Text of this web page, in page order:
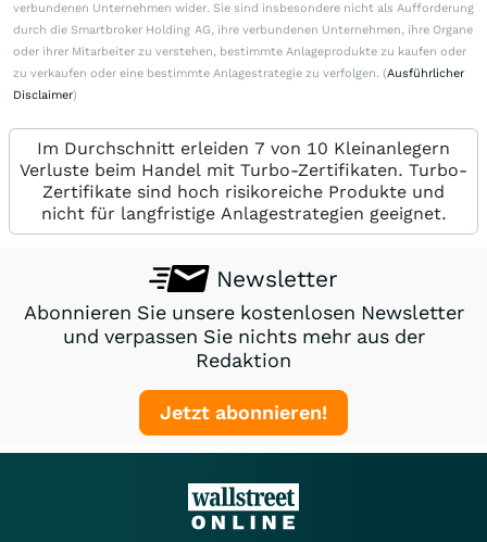
verbundenen Unternehmen wider. Sie sind insbesondere nicht als Aufforderung
durch die Smartbroker Holding AG, ihre verbundenen Unternehmen, ihre Organe
oder ihrer Mitarbeiter zu verstehen, bestimmte Anlageprodukte zu kaufen oder
zu verkaufen oder eine bestimmte Anlagestrategie zu verfolgen. (Ausführlicher
Disclaimer)
Im Durchschnitt erleiden 7 von 10 Kleinanlegern
Verluste beim Handel mit Turbo-Zertifikaten. Turbo-
Zertifikate sind hoch risikoreiche Produkte und
nicht für langfristige Anlagestrategien geeignet.
Newsletter
Abonnieren Sie unsere kostenlosen Newsletter
und verpassen Sie nichts mehr aus der
Redaktion
Jetzt abonnieren!